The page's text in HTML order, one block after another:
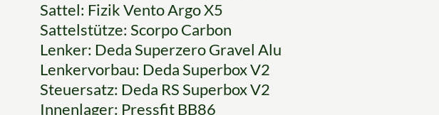
Sattel: Fizik Vento Argo X5
Sattelstütze: Scorpo Carbon
Lenker: Deda Superzero Gravel Alu
Lenkervorbau: Deda Superbox V2
Steuersatz: Deda RS Superbox V2
Innenlager: Pressfit BB86